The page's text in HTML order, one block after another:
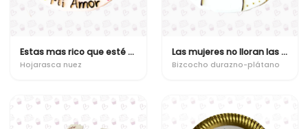
Estas mas rico que esté bizcocho!
Hojarasca nuez
Las mujeres no lloran las mujeres facturan
Bizcocho durazno-plátano